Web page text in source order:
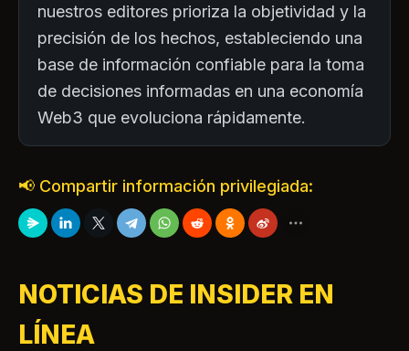
nuestros editores prioriza la objetividad y la
precisión de los hechos, estableciendo una
base de información confiable para la toma
de decisiones informadas en una economía
Web3 que evoluciona rápidamente.
📢 Compartir información privilegiada:
NOTICIAS DE INSIDER EN
LÍNEA